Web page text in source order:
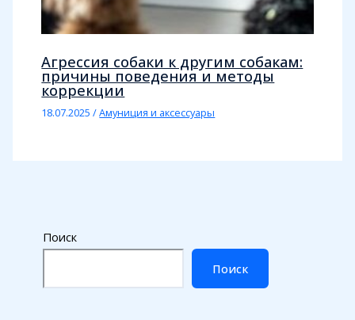
Агрессия собаки к другим собакам:
причины поведения и методы
коррекции
18.07.2025/Амуниция и аксессуары
Поиск
Поиск